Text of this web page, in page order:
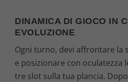
DINAMICA DI GIOCO IN
EVOLUZIONE
Ogni turno, devi affrontare la
e posizionare con oculatezza
tre slot sulla tua plancia.